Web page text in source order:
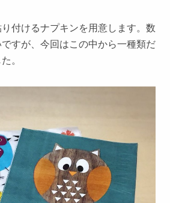
付けるナプキンを用意します。数
すが、今回はこの中から一種類だ
。